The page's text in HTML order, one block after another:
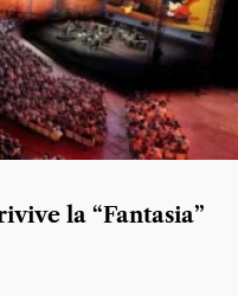
la “Fantasia”